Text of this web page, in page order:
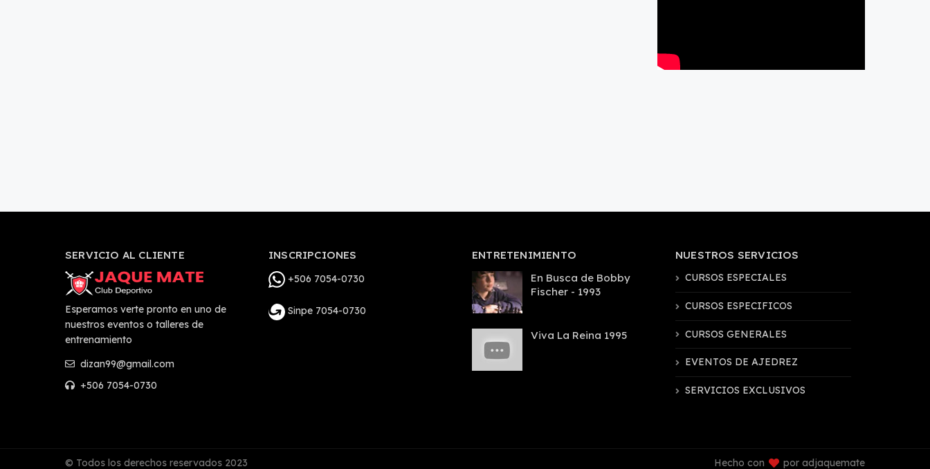
SERVICIO AL CLIENTE
Esperamos verte pronto en uno de
nuestros eventos o talleres de
entrenamiento
dizan99@gmail.com
+506 7054-0730
INSCRIPCIONES
+506 7054-0730
Sinpe 7054-0730
ENTRETENIMIENTO
En Busca de Bobby
Fischer - 1993
Viva La Reina 1995
NUESTROS SERVICIOS
CURSOS ESPECIALES
CURSOS ESPECIFICOS
CURSOS GENERALES
EVENTOS DE AJEDREZ
SERVICIOS EXCLUSIVOS
© Todos los derechos reservados 2023 Hecho con por adjaquemate